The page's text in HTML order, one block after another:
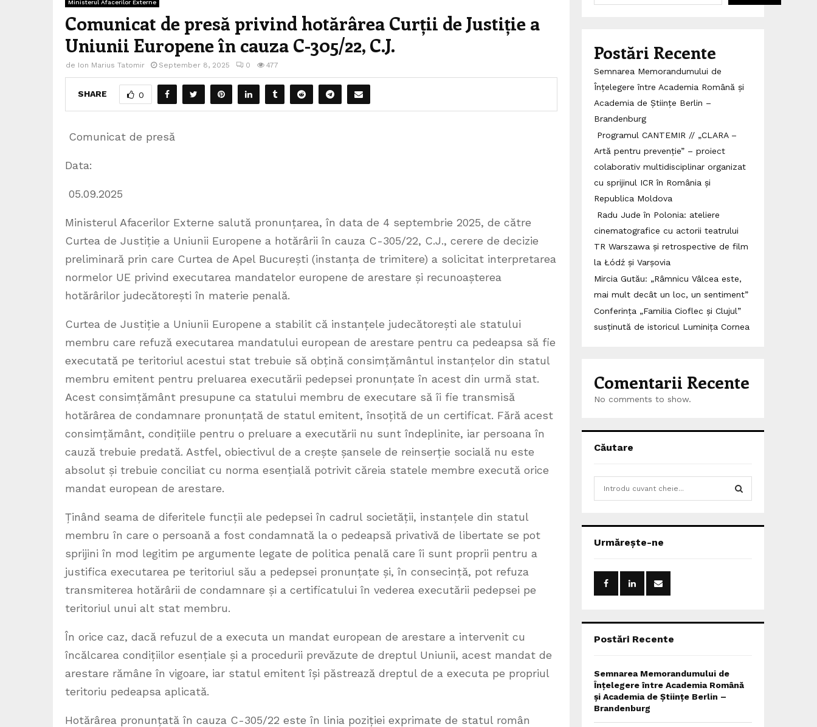
Ministerul Afacerilor Externe
Comunicat de presă privind hotărârea Curții de Justiție a
Uniunii Europene în cauza C-305/22, C.J.
de Ion Marius Tatomir September 8, 2025 0 477
SHARE 0
Comunicat de presă
Data:
05.09.2025
Ministerul Afacerilor Externe salută pronunțarea, în data de 4 septembrie 2025, de către
Curtea de Justiție a Uniunii Europene a hotărârii în cauza C-305/22, C.J., cerere de decizie
preliminară prin care Curtea de Apel București (instanța de trimitere) a solicitat interpretarea
normelor UE privind executarea mandatelor europene de arestare și recunoașterea
hotărârilor judecătorești în materie penală.
Curtea de Justiție a Uniunii Europene a stabilit că instanțele judecătorești ale statului
membru care refuză executarea mandatului european de arestare pentru ca pedeapsa să fie
executată pe teritoriul acestui stat trebuie să obțină consimțământul instanțelor din statul
membru emitent pentru preluarea executării pedepsei pronunțate în acest din urmă stat.
Acest consimțământ presupune ca statului membru de executare să îi fie transmisă
hotărârea de condamnare pronunțată de statul emitent, însoțită de un certificat. Fără acest
consimțământ, condițiile pentru o preluare a executării nu sunt îndeplinite, iar persoana în
cauză trebuie predată. Astfel, obiectivul de a crește șansele de reinserție socială nu este
absolut și trebuie conciliat cu norma esențială potrivit căreia statele membre execută orice
mandat european de arestare.
Ținând seama de diferitele funcții ale pedepsei în cadrul societății, instanțele din statul
membru în care o persoană a fost condamnată la o pedeapsă privativă de libertate se pot
sprijini în mod legitim pe argumente legate de politica penală care îi sunt proprii pentru a
justifica executarea pe teritoriul său a pedepsei pronunțate și, în consecință, pot refuza
transmiterea hotărârii de condamnare și a certificatului în vederea executării pedepsei pe
teritoriul unui alt stat membru.
În orice caz, dacă refuzul de a executa un mandat european de arestare a intervenit cu
încălcarea condițiilor esențiale și a procedurii prevăzute de dreptul Uniunii, acest mandat de
arestare rămâne în vigoare, iar statul emitent își păstrează dreptul de a executa pe propriul
teritoriu pedeapsa aplicată.
Hotărârea pronunțată în cauza C-305/22 este în linia poziției exprimate de statul român
Postări Recente
Semnarea Memorandumului de
Înțelegere între Academia Română și
Academia de Științe Berlin –
Brandenburg
Programul CANTEMIR // „CLARA –
Artă pentru prevenție” – proiect
colaborativ multidisciplinar organizat
cu sprijinul ICR în România și
Republica Moldova
Radu Jude în Polonia: ateliere
cinematografice cu actorii teatrului
TR Warszawa și retrospective de film
la Łódź și Varșovia
Mircia Gutău: „Râmnicu Vâlcea este,
mai mult decât un loc, un sentiment”
Conferința „Familia Cioflec și Clujul”
susținută de istoricul Luminița Cornea
Comentarii Recente
No comments to show.
Căutare
h
o
:
Urmărește-ne
Postări Recente
Semnarea Memorandumului de
Înțelegere între Academia Română
și Academia de Științe Berlin –
Brandenburg